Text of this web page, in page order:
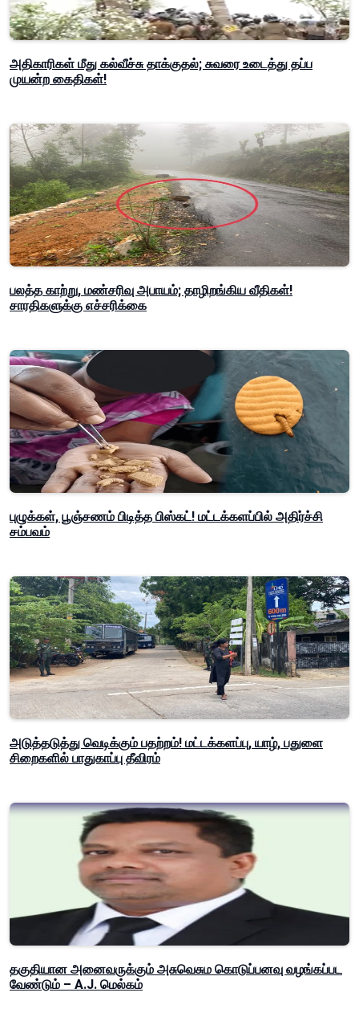
அதிகாரிகள் மீது கல்வீச்சு தாக்குதல்; சுவரை உடைத்து தப்ப
முயன்ற கைதிகள்!
பலத்த காற்று, மண்சரிவு அபாயம்; தாழிறங்கிய வீதிகள்!
சாரதிகளுக்கு எச்சரிக்கை
புழுக்கள், பூஞ்சணம் பிடித்த பிஸ்கட்! மட்டக்களப்பில் அதிர்ச்சி
சம்பவம்
அடுத்தடுத்து வெடிக்கும் பதற்றம்! மட்டக்களப்பு, யாழ், பதுளை
சிறைகளில் பாதுகாப்பு தீவிரம்
தகுதியான அனைவருக்கும் அசுவெசும கொடுப்பனவு வழங்கப்பட
வேண்டும் – A.J. மெல்கம்